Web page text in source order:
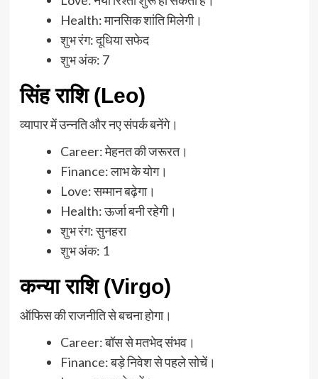
Health: मानसिक शांति मिलेगी।
शुभ रंग: दूधिया सफेद
शुभ अंक: 7
सिंह राशि (Leo)
व्यापार में उन्नति और नए संपर्क बनेंगे।
Career: मेहनत की जरूरत।
Finance: लाभ के योग।
Love: सम्मान बढ़ेगा।
Health: ऊर्जा बनी रहेगी।
शुभ रंग: सुनहरा
शुभ अंक: 1
कन्या राशि (Virgo)
ऑफिस की राजनीति से बचना होगा।
Career: बॉस से मतभेद संभव।
Finance: बड़े निवेश से पहले सोचें।